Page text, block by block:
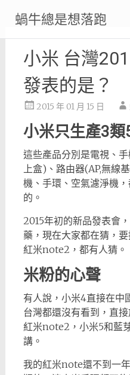
content
蝸牛總是想落跑
小米 台灣
發表的是？
2015 年 01 月 15 日
小米只生產3類
這些產品分別是電視、
上盒)、路由器(AP,無線
機、手環、空氣濾淨機
的。
2015年初的新品發表會
藥，現在大家都在猜，
紅米note2，都有人猜。
米粉的心聲
有人說，小米4直接在中
台灣都還沒有看到，直
紅米note2，小米5和藍
講。
我的紅米note還不到一